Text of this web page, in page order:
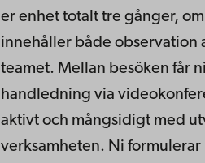
er enhet totalt tre gånger,
innehåller både observation
teamet. Mellan besöken får
handledning via
aktivt och mångsidigt med
verksamheten. Ni